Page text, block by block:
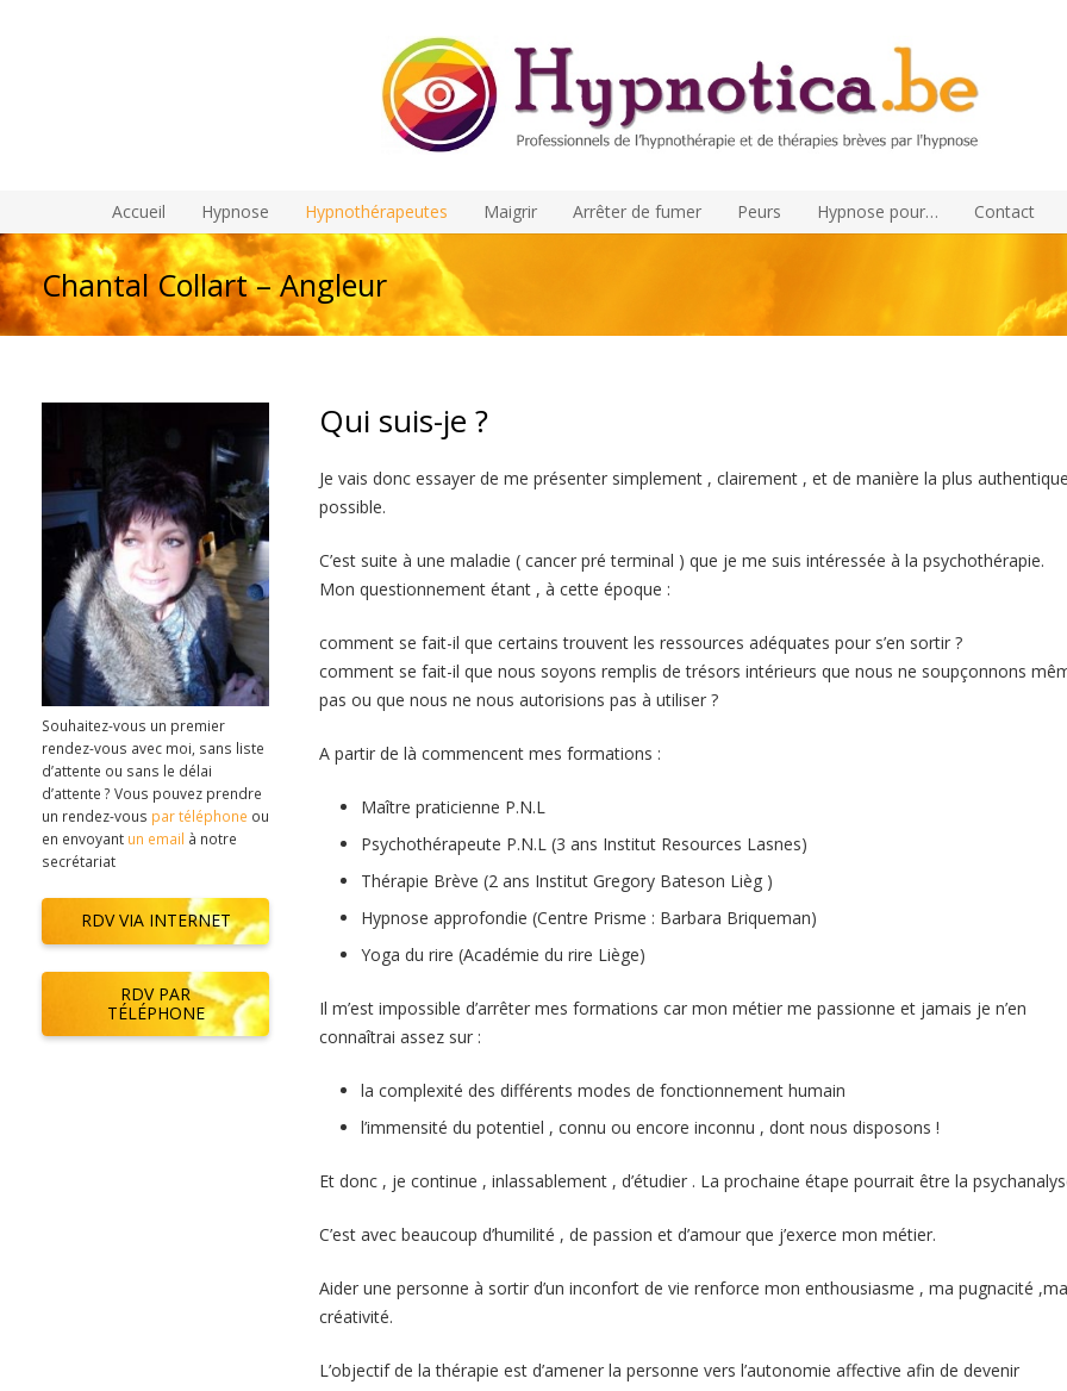
Accueil Hypnose Hypnothérapeutes Maigrir Arrêter de fumer Peurs Hypnose pour… Contact
Chantal Collart – Angleur
Souhaitez-vous un premier
rendez-vous avec moi, sans liste
d’attente ou sans le délai
d’attente ? Vous pouvez prendre
un rendez-vous par téléphone ou
en envoyant un email à notre
secrétariat
RDV VIA INTERNET
RDV PAR
TÉLÉPHONE
Qui suis-je ?
Je vais donc essayer de me présenter simplement , clairement , et de manière la plus authentique
possible.
C’est suite à une maladie ( cancer pré terminal ) que je me suis intéressée à la psychothérapie.
Mon questionnement étant , à cette époque :
comment se fait-il que certains trouvent les ressources adéquates pour s’en sortir ?
comment se fait-il que nous soyons remplis de trésors intérieurs que nous ne soupçonnons
pas ou que nous ne nous autorisions pas à utiliser ?
A partir de là commencent mes formations :
Maître praticienne P.N.L
Psychothérapeute P.N.L (3 ans Institut Resources Lasnes)
Thérapie Brève (2 ans Institut Gregory Bateson Lièg )
Hypnose approfondie (Centre Prisme : Barbara Briqueman)
Yoga du rire (Académie du rire Liège)
Il m’est impossible d’arrêter mes formations car mon métier me passionne et jamais je n’en
connaîtrai assez sur :
la complexité des différents modes de fonctionnement humain
l’immensité du potentiel , connu ou encore inconnu , dont nous disposons !
Et donc , je continue , inlassablement , d’étudier . La prochaine étape pourrait être la
C’est avec beaucoup d’humilité , de passion et d’amour que j’exerce mon métier.
Aider une personne à sortir d’un inconfort de vie renforce mon enthousiasme , ma pugnacité ,ma
créativité.
L’objectif de la thérapie est d’amener la personne vers l’autonomie affective afin de devenir